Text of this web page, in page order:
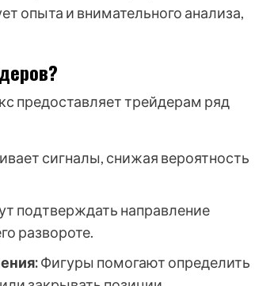
опыта и внимательного анализа,
предоставляет трейдерам ряд
сигналы, снижая вероятность
подтверждать направление
развороте.
Фигуры помогают определить